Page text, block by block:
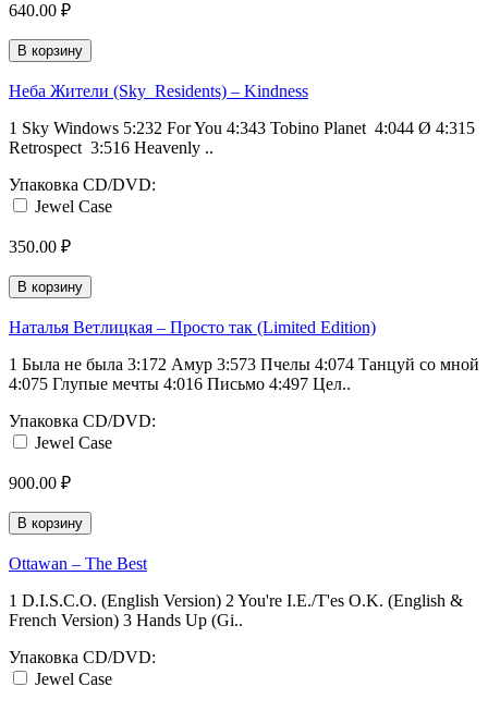
640.00 ₽
В корзину
Неба Жители (Sky_Residents) ‎– Kindness
1 Sky Windows 5:232 For You 4:343 Tobino Planet 4:044 Ø 4:315
Retrospect 3:516 Heavenly ..
Упаковка CD/DVD:
Jewel Case
350.00 ₽
В корзину
Наталья Ветлицкая ‎– Просто так (Limited Edition)
1 Была не была 3:172 Амур 3:573 Пчелы 4:074 Танцуй со мной
4:075 Глупые мечты 4:016 Письмо 4:497 Цел..
Упаковка CD/DVD:
Jewel Case
900.00 ₽
В корзину
Ottawan ‎– The Best
1 D.I.S.C.O. (English Version) 2 You're I.E./T'es O.K. (English &
French Version) 3 Hands Up (Gi..
Упаковка CD/DVD:
Jewel Case